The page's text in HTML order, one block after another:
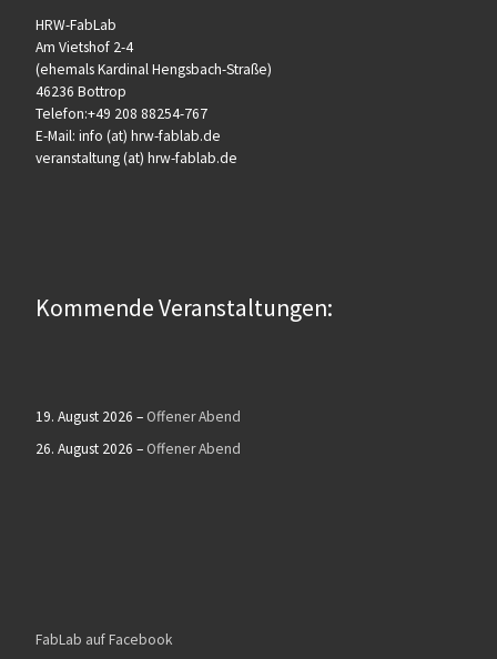
HRW-FabLab
Am Vietshof 2-4
(ehemals Kardinal Hengsbach-Straße)
46236 Bottrop
Telefon:+49 208 88254-767
E-Mail: info (at) hrw-fablab.de
veranstaltung (at) hrw-fablab.de
Kommende Veranstaltungen:
19. August 2026 – Offener Abend
26. August 2026 – Offener Abend
FabLab auf Facebook